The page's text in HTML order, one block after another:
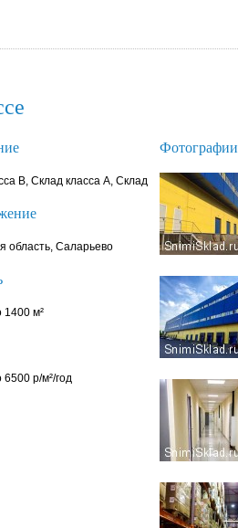
B, Склад класса A, Склад
область, Саларьево
1400 м²
6500 р/м²/год
Фотографии